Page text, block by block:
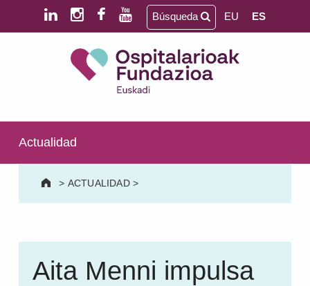
Saltar al contenido principal
Saltar al pie de página
SALUD MENTAL | DISCAPACIDAD INTELECTUAL | NEURORREHABILITACIÓN Y DAÑO CEREBRAL | PERSONA MAYOR
Búsqueda EU ES
Actualidad
> ACTUALIDAD>
Aita Menni impulsa